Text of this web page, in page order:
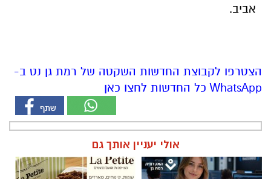
אביב.
הצטרפו לקבוצת החדשות השקטה של רמת גן נט ב-
WhatsApp כל החדשות לחצו כאן
אולי יעניין אותך גם